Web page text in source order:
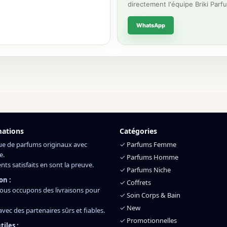
directement l'équipe Briki
WhatsApp
de parfums originaux avec
satisfaits en sont la preuve.
:
occupons des livraisons pour
des partenaires sûrs et fiables.
Catégories
✓ Parfums Femme
✓ Parfums Homme
✓ Parfums Niche
✓ Coffrets
✓ Soin Corps & Bain
✓ New
✓ Promotionnelles